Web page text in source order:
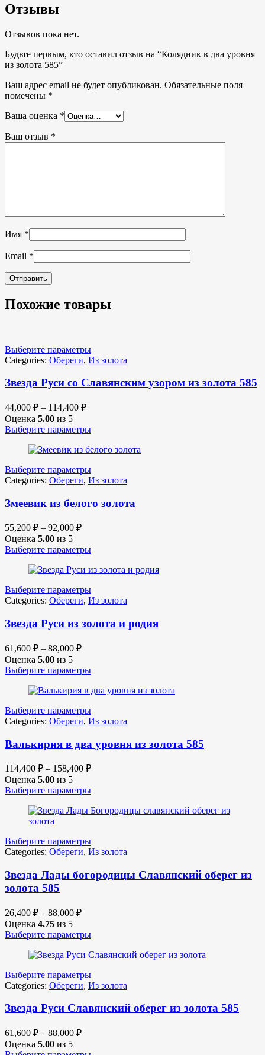
Отзывы
Отзывов пока нет.
Будьте первым, кто оставил отзыв на “Колядник в два уровня
из золота 585”
Ваш адрес email не будет опубликован. Обязательные поля
помечены *
Ваша оценка *
Ваш отзыв *
Имя *
Email *
Похожие товары
Выберите параметры
Categories: Обереги, Из золота
Звезда Руси со Славянским узором из золота 585
44,000 ₽ – 114,400 ₽
Оценка 5.00 из 5
Выберите параметры
Выберите параметры
Categories: Обереги, Из золота
Змеевик из белого золота
55,200 ₽ – 92,000 ₽
Оценка 5.00 из 5
Выберите параметры
Выберите параметры
Categories: Обереги, Из золота
Звезда Руси из золота и родия
61,600 ₽ – 88,000 ₽
Оценка 5.00 из 5
Выберите параметры
Выберите параметры
Categories: Обереги, Из золота
Валькирия в два уровня из золота 585
114,400 ₽ – 158,400 ₽
Оценка 5.00 из 5
Выберите параметры
Выберите параметры
Categories: Обереги, Из золота
Звезда Лады богородицы Славянский оберег из
золота 585
26,400 ₽ – 88,000 ₽
Оценка 4.75 из 5
Выберите параметры
Выберите параметры
Categories: Обереги, Из золота
Звезда Руси Славянский оберег из золота 585
61,600 ₽ – 88,000 ₽
Оценка 5.00 из 5